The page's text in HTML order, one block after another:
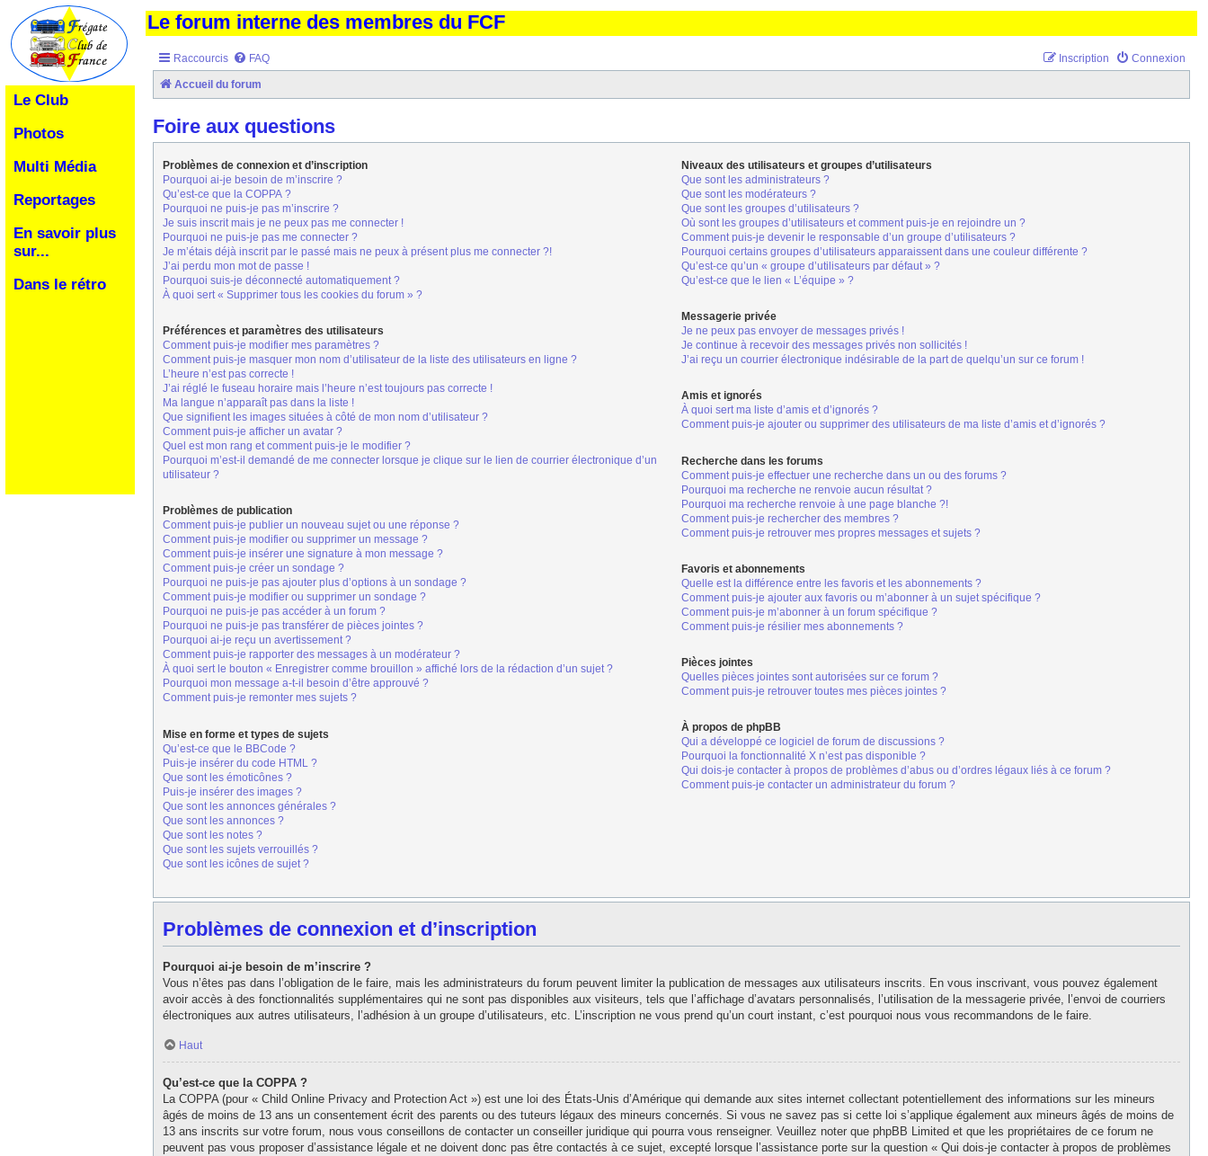
Le Club
Photos
Multi Média
Reportages
En savoir plus
sur...
Dans le rétro
Le forum interne des membres du FCF
Raccourcis FAQ Connexion
Inscription
Accueil du forum
Foire aux questions
Problèmes de connexion et d’inscription
Pourquoi ai-je besoin de m’inscrire ?
Qu’est-ce que la COPPA ?
Pourquoi ne puis-je pas m’inscrire ?
Je suis inscrit mais je ne peux pas me connecter !
Pourquoi ne puis-je pas me connecter ?
Je m’étais déjà inscrit par le passé mais ne peux à présent plus me connecter ?!
J’ai perdu mon mot de passe !
Pourquoi suis-je déconnecté automatiquement ?
À quoi sert « Supprimer tous les cookies du forum » ?
Préférences et paramètres des utilisateurs
Comment puis-je modifier mes paramètres ?
Comment puis-je masquer mon nom d’utilisateur de la liste des utilisateurs en ligne ?
L’heure n’est pas correcte !
J’ai réglé le fuseau horaire mais l’heure n’est toujours pas correcte !
Ma langue n’apparaît pas dans la liste !
Que signifient les images situées à côté de mon nom d’utilisateur ?
Comment puis-je afficher un avatar ?
Quel est mon rang et comment puis-je le modifier ?
Pourquoi m’est-il demandé de me connecter lorsque je clique sur le lien de courrier électronique d’un
utilisateur ?
Problèmes de publication
Comment puis-je publier un nouveau sujet ou une réponse ?
Comment puis-je modifier ou supprimer un message ?
Comment puis-je insérer une signature à mon message ?
Comment puis-je créer un sondage ?
Pourquoi ne puis-je pas ajouter plus d’options à un sondage ?
Comment puis-je modifier ou supprimer un sondage ?
Pourquoi ne puis-je pas accéder à un forum ?
Pourquoi ne puis-je pas transférer de pièces jointes ?
Pourquoi ai-je reçu un avertissement ?
Comment puis-je rapporter des messages à un modérateur ?
À quoi sert le bouton « Enregistrer comme brouillon » affiché lors de la rédaction d’un sujet ?
Pourquoi mon message a-t-il besoin d’être approuvé ?
Comment puis-je remonter mes sujets ?
Mise en forme et types de sujets
Qu’est-ce que le BBCode ?
Puis-je insérer du code HTML ?
Que sont les émoticônes ?
Puis-je insérer des images ?
Que sont les annonces générales ?
Que sont les annonces ?
Que sont les notes ?
Que sont les sujets verrouillés ?
Que sont les icônes de sujet ?
Niveaux des utilisateurs et groupes d’utilisateurs
Que sont les administrateurs ?
Que sont les modérateurs ?
Que sont les groupes d’utilisateurs ?
Où sont les groupes d’utilisateurs et comment puis-je en rejoindre un ?
Comment puis-je devenir le responsable d’un groupe d’utilisateurs ?
Pourquoi certains groupes d’utilisateurs apparaissent dans une couleur différente ?
Qu’est-ce qu’un « groupe d’utilisateurs par défaut » ?
Qu’est-ce que le lien « L’équipe » ?
Messagerie privée
Je ne peux pas envoyer de messages privés !
Je continue à recevoir des messages privés non sollicités !
J’ai reçu un courrier électronique indésirable de la part de quelqu’un sur ce forum !
Amis et ignorés
À quoi sert ma liste d’amis et d’ignorés ?
Comment puis-je ajouter ou supprimer des utilisateurs de ma liste d’amis et d’ignorés ?
Recherche dans les forums
Comment puis-je effectuer une recherche dans un ou des forums ?
Pourquoi ma recherche ne renvoie aucun résultat ?
Pourquoi ma recherche renvoie à une page blanche ?!
Comment puis-je rechercher des membres ?
Comment puis-je retrouver mes propres messages et sujets ?
Favoris et abonnements
Quelle est la différence entre les favoris et les abonnements ?
Comment puis-je ajouter aux favoris ou m’abonner à un sujet spécifique ?
Comment puis-je m’abonner à un forum spécifique ?
Comment puis-je résilier mes abonnements ?
Pièces jointes
Quelles pièces jointes sont autorisées sur ce forum ?
Comment puis-je retrouver toutes mes pièces jointes ?
À propos de phpBB
Qui a développé ce logiciel de forum de discussions ?
Pourquoi la fonctionnalité X n’est pas disponible ?
Qui dois-je contacter à propos de problèmes d’abus ou d’ordres légaux liés à ce forum ?
Comment puis-je contacter un administrateur du forum ?
Problèmes de connexion et d’inscription
Pourquoi ai-je besoin de m’inscrire ?
Vous n’êtes pas dans l’obligation de le faire, mais les administrateurs du forum peuvent limiter la publication de messages aux utilisateurs inscrits. En vous inscrivant, vous pouvez également
avoir accès à des fonctionnalités supplémentaires qui ne sont pas disponibles aux visiteurs, tels que l’affichage d’avatars personnalisés, l’utilisation de la messagerie privée, l’envoi de courriers
électroniques aux autres utilisateurs, l’adhésion à un groupe d’utilisateurs, etc. L’inscription ne vous prend qu’un court instant, c’est pourquoi nous vous recommandons de le faire.
Haut
Qu’est-ce que la COPPA ?
La COPPA (pour « Child Online Privacy and Protection Act ») est une loi des États-Unis d’Amérique qui demande aux sites internet collectant potentiellement des informations sur les mineurs
âgés de moins de 13 ans un consentement écrit des parents ou des tuteurs légaux des mineurs concernés. Si vous ne savez pas si cette loi s’applique également aux mineurs âgés de moins de
13 ans inscrits sur votre forum, nous vous conseillons de contacter un conseiller juridique qui pourra vous renseigner. Veuillez noter que phpBB Limited et que les propriétaires de ce forum ne
peuvent pas vous proposer d’assistance légale et ne doivent donc pas être contactés à ce sujet, excepté lorsque l’assistance porte sur la question « Qui dois-je contacter à propos de problèmes